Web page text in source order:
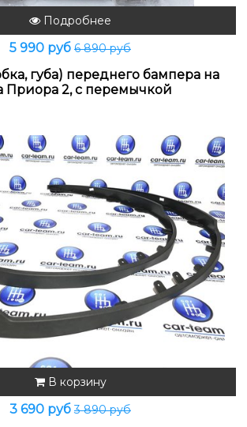
Подробнее
5 990 руб 6 890 руб
губа) переднего бампера на
Приора 2, с перемычкой
В корзину
3 690 руб3 890 руб